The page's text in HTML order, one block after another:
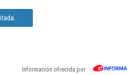
Información ofrecida por